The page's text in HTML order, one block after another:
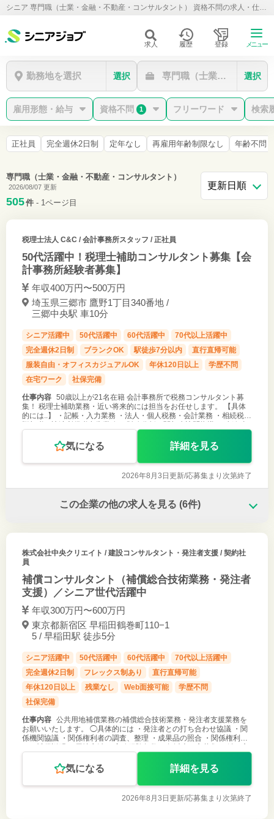
シニア 専門職（士業・金融・不動産・コンサルタント） 資格不問の求人・仕事情報
求人 履歴 登録 メニュー
勤務地を選択 選択 専門職（士業・金融・不
選択
雇用形態・給与 資格不問 1 フリーワード 検索
正社員 完全週休2日制 定年なし 再雇用年齢制限なし 年齢不問
専門職（士業・金融・不動産・コンサルタント）
2026/08/07 更新
505件 - 1ページ目
税理士法人 C&C / 会計事務所スタッフ / 正社員
50代活躍中！税理士補助コンサルタント募集【会
計事務所経験者募集】
年収400万円〜500万円
埼玉県三郷市 鷹野1丁目340番地 /
三郷中央駅 車10分
シニア活躍中 50代活躍中 60代活躍中
70代以上活躍中
完全週休2日制
ブランクOK 駅徒歩7分以内
直行直帰可能
服装自由・オフィスカジュアルOK
年休120日以上
学歴不問
在宅ワーク
社保完備
仕事内容 50歳以上が21名在籍 会計事務所で税務コンサルタント募
集！ 税理士補助業務・近い将来的には担当をお任せします。 【具体
的には..】 ・記帳・入力業務 ・法人・個人税務・会計業務 ・相続税・
気になる 詳細を見る
2026年8月3日更新/応募集まり次第終了
この企業の他の求人を見る (6件)
株式会社中央クリエイト / 建設コンサルタント・発注者支援 / 契約社
員
補償コンサルタント（補償総合技術業務・発注者
支援）／シニア世代活躍中
年収300万円〜600万円
東京都新宿区 早稲田鶴巻町110−1
5 / 早稲田駅 徒歩5分
シニア活躍中 50代活躍中 60代活躍中
70代以上活躍中
完全週休2日制
フレックス制あり
直行直帰可能
年休120日以上
残業なし Web面接可能
学歴不問
社保完備
仕事内容 公共用地補償業務の補償総合技術業務・発注者支援業務を
お願いいたします。 ◯具体的には ・発注者との打ち合わせ協議 ・関
係機関協議 ・関係権利者の調査、整理 ・成果品の照合 ・関係権利者
への補償説明 ・用地交渉 ＊実務経験年数10年以上の方募集 ＊働き方
（勤務曜
気になる 詳細を見る
2026年8月3日更新/応募集まり次第終了